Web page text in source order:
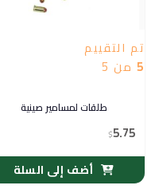
تم التقييم
5 من 5
طلقات لمسامير صينية
$5.75
أضف إلى السلة